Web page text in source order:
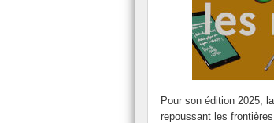
Pour son édition 2025,
repoussant les